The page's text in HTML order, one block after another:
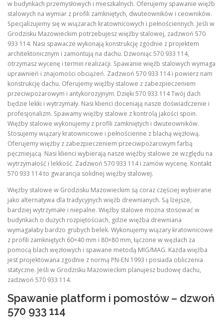
w budynkach przemysłowych i mieszkalnych. Oferujemy spawanie więźb
stalowych na wymiar z profili zamkniętych, dwuteowników i ceowników.
Specjalizujemy się w wiązarach kratownicowych i pełnościennych. Jeśli w
Grodzisku Mazowieckim potrzebujesz więźby stalowej, zadzwoń 570
933 114. Nasi spawacze wykonają konstrukcję zgodnie z projektem
architektonicznym i zamontują na dachu. Dzwoniąc 570 933 114,
otrzymasz wycenę i termin realizacji. Spawanie więźb stalowych wymaga
uprawnień i znajomości obciążeń. Zadzwoń 570 933 114 i powierz nam
konstrukcję dachu. Oferujemy więźby stalowe z zabezpieczeniem
przeciwpożarowym i antykorozyjnym. Dzięki 570 933 114 Twój dach
będzie lekki i wytrzymały. Nasi klienci doceniają nasze doświadczenie i
profesjonalizm. Spawamy więźby stalowe z kontrolą jakości spoin.
Więźby stalowe wykonujemy z profili zamkniętych i dwuteowników.
Stosujemy wiązary kratownicowe i pełnościenne z blachą węzłową.
Oferujemy więźby z zabezpieczeniem przeciwpożarowym farbą
pęczniejącą. Nasi klienci wybierają nasze więźby stalowe ze względu na
wytrzymałość i lekkość. Zadzwoń 570 933 114 i zamów wycenę. Kontakt
570 933 114 to gwarancja solidnej więźby stalowej.
Więźby stalowe w Grodzisku Mazowieckim są coraz częściej wybierane
jako alternatywa dla tradycyjnych więźb drewnianych. Są lżejsze,
bardziej wytrzymałe i niepalne. Więźby stalowe można stosować w
budynkach o dużych rozpiętościach, gdzie więźba drewniana
wymagałaby bardzo grubych belek. Wykonujemy wiązary kratownicowe
z profili zamkniętych 60×40 mm i 80×80 mm, łączone w węzłach za
pomocą blach węzłowych i spawane metodą MIG/MAG. Każda więźba
jest projektowana zgodnie z normą PN-EN 1993 i posiada obliczenia
statyczne. Jeśli w Grodzisku Mazowieckim planujesz budowę dachu,
zadzwoń 570 933 114.
Spawanie platform i pomostów – dzwoń
570 933 114